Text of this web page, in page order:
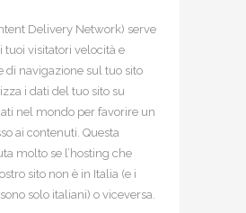
Delivery Network) serve
tuoi visitatori velocità e
di navigazione sul tuo sito
i dati del tuo sito su
nel mondo per favorire un
ai contenuti. Questa
molto se l’hosting che
sito non è in Italia (e i
solo italiani) o viceversa.